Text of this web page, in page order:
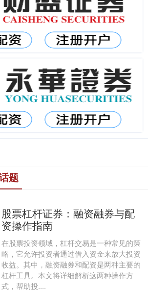
题
股票杠杆证券：融资融券与配
资操作指南
在股票投资领域，杠杆交易是一种常见的策
略，它允许投资者通过借入资金来放大投资
收益。其中，融资融券和配资是两种主要的
杠杆工具。本文将详细解析这两种操作方
式，帮助投....